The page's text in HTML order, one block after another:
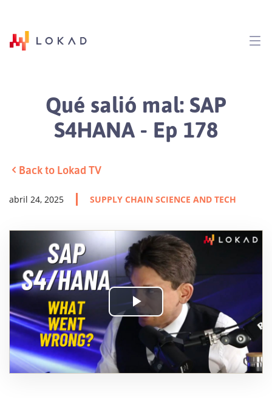
Qué salió mal: SAP
S4HANA - Ep 178
Back to Lokad TV
abril 24, 2025 SUPPLY CHAIN SCIENCE AND TECH
Play
Video